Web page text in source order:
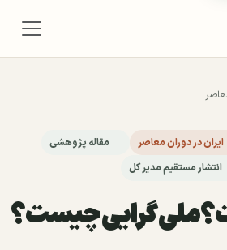
ایران در دوران معاصر
مقاله پژوهشی
انتشار مستقیم مدیر کل
گرایی چیست؟